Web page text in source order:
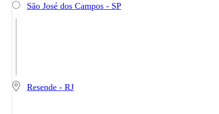
São José dos Campos - SP
Resende - RJ